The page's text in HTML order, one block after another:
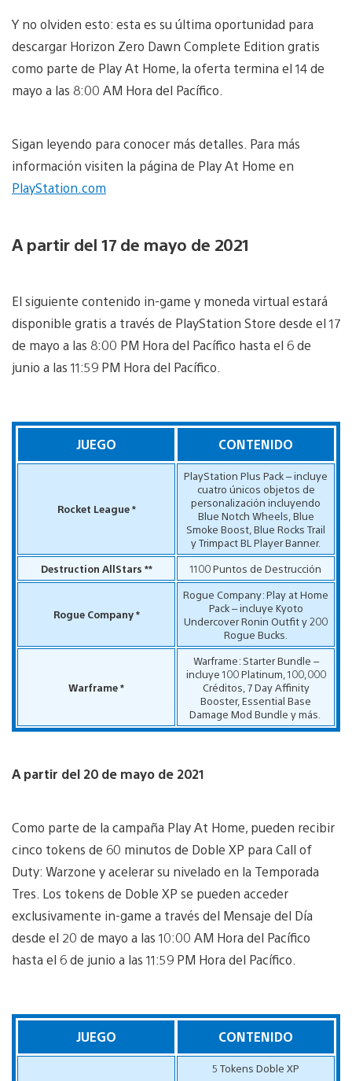
Y no olviden esto: esta es su última oportunidad para
descargar Horizon Zero Dawn Complete Edition gratis
como parte de Play At Home, la oferta termina el 14 de
mayo a las 8:00 AM Hora del Pacífico.
Sigan leyendo para conocer más detalles. Para más
información visiten la página de Play At Home en
PlayStation.com
A partir del 17 de mayo de 2021
El siguiente contenido in-game y moneda virtual estará
disponible gratis a través de PlayStation Store desde el 17
de mayo a las 8:00 PM Hora del Pacífico hasta el 6 de
junio a las 11:59 PM Hora del Pacífico.
JUEGO CONTENIDO
Rocket League *
PlayStation Plus Pack – incluye
cuatro únicos objetos de
personalización incluyendo
Blue Notch Wheels, Blue
Smoke Boost, Blue Rocks Trail
y Trimpact BL Player Banner.
Destruction AllStars **
1100 Puntos de Destrucción
Rogue Company *
Rogue Company: Play at Home
Pack – incluye Kyoto
Undercover Ronin Outfit y 200
Rogue Bucks.
Warframe *
Warframe: Starter Bundle –
incluye 100 Platinum, 100,000
Créditos, 7 Day Affinity
Booster, Essential Base
Damage Mod Bundle y más.
A partir del 20 de mayo de 2021
Como parte de la campaña Play At Home, pueden recibir
cinco tokens de 60 minutos de Doble XP para Call of
Duty: Warzone y acelerar su nivelado en la Temporada
Tres. Los tokens de Doble XP se pueden acceder
exclusivamente in-game a través del Mensaje del Día
desde el 20 de mayo a las 10:00 AM Hora del Pacífico
hasta el 6 de junio a las 11:59 PM Hora del Pacífico.
JUEGO CONTENIDO
5 Tokens Doble XP